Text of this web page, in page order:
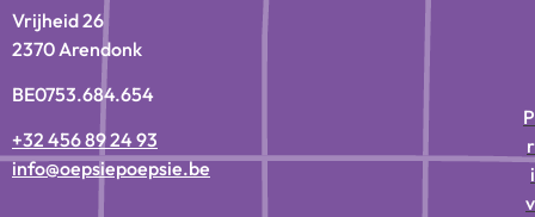
Vrijheid 26
2370 Arendonk
BE0753.684.654
+32 456 89 24 93
info@oepsiepoepsie.be
P
r
i
v